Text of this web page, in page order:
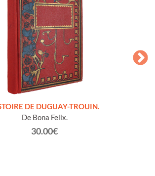
DE DUGUAY-TROUIN.
De Bona Felix.
30.00€